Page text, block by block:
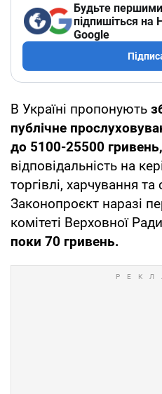
Будьте першими
підпишіться на
Google
В Україні пропонують
публічне
до 5100-25500 гривень,
відповідальність на
торгівлі, харчування
Законопроєкт наразі
комітеті Верховної
поки 70 гривень.